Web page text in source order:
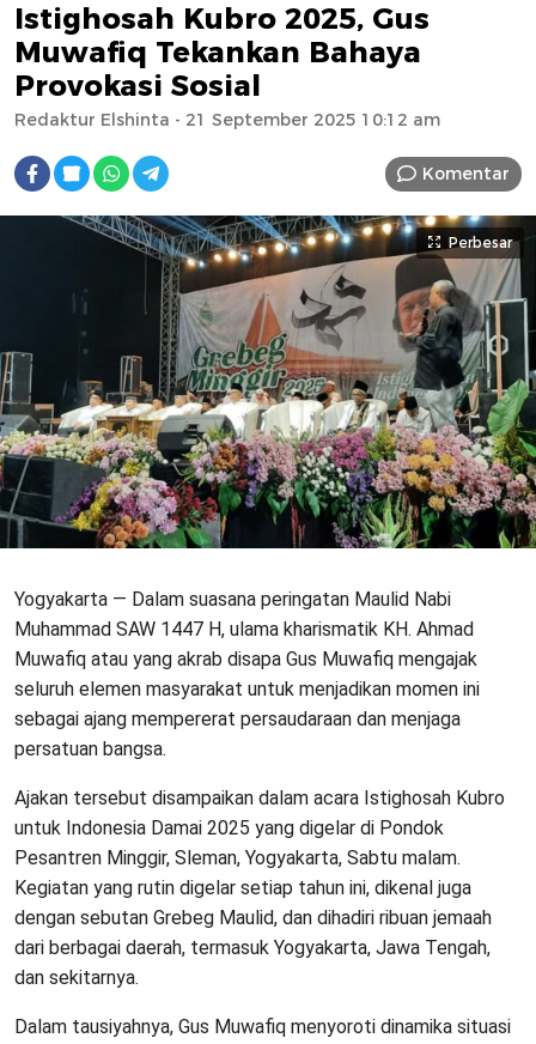
Istighosah Kubro 2025, Gus
Muwafiq Tekankan Bahaya
Provokasi Sosial
Redaktur Elshinta - 21 September 2025 10:12 am
Komentar
Perbesar
Yogyakarta — Dalam suasana peringatan Maulid Nabi
Muhammad SAW 1447 H, ulama kharismatik KH. Ahmad
Muwafiq atau yang akrab disapa Gus Muwafiq mengajak
seluruh elemen masyarakat untuk menjadikan momen ini
sebagai ajang mempererat persaudaraan dan menjaga
persatuan bangsa.
Ajakan tersebut disampaikan dalam acara Istighosah Kubro
untuk Indonesia Damai 2025 yang digelar di Pondok
Pesantren Minggir, Sleman, Yogyakarta, Sabtu malam.
Kegiatan yang rutin digelar setiap tahun ini, dikenal juga
dengan sebutan Grebeg Maulid, dan dihadiri ribuan jemaah
dari berbagai daerah, termasuk Yogyakarta, Jawa Tengah,
dan sekitarnya.
Dalam tausiyahnya, Gus Muwafiq menyoroti dinamika situasi